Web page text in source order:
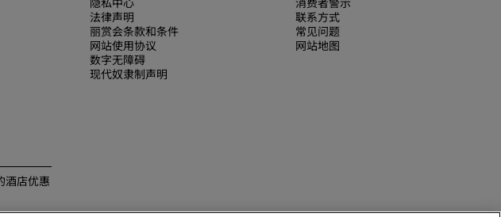
法律声明
丽赏会条款和条件
网站使用协议
数字无障碍
现代奴隶制声明
联系方式
常见问题
网站地图
酒店优惠